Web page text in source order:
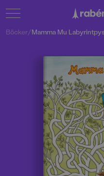
Böcker/Mamma Mu